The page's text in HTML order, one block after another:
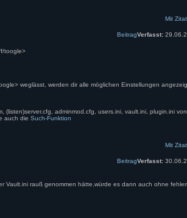
Mit
BeitragVerfasst:
toogle>
weglässt, werden dir alle möglichen Einstellungen
(listen)server.cfg, adminmod.cfg, users.ini, vault.ini, plugin.ini von
auch die Such-Funktion
Mit
BeitragVerfasst:
Vault.ini rauß genommen hätte,würde es dann auch ohne